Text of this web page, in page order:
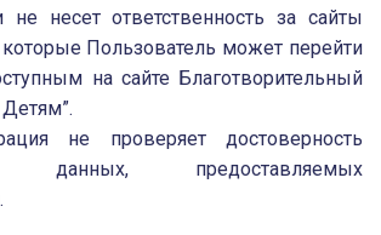
не несет ответственность за сайты
которые Пользователь может перейти
на сайте Благотворительный
не проверяет достоверность
данных, предоставляемых